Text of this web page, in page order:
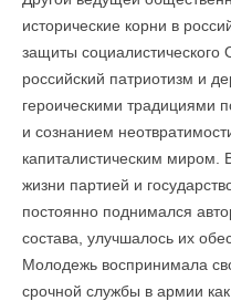
исторические корни в
защиты социалистического
российский патриотизм и
героическими традициями
и сознанием
капиталистическим миром.
жизни партией и
постоянно поднимался
состава, улучшалось их
Молодежь воспринимала
срочной службы в армии